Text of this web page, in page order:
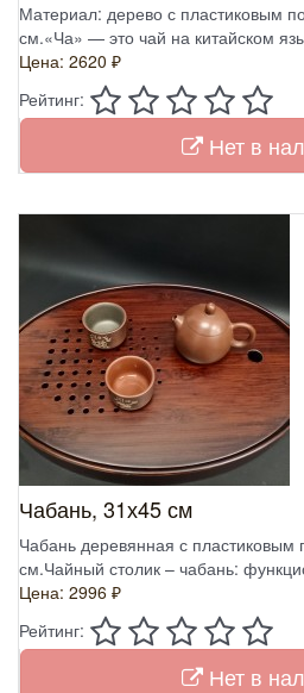
Материал: дерево с пластиковым
см.«Ча» — это чай на китайском
Цена: 2620 ₽
Рейтинг:
Нет в
Чабань, 31х45 см
Чабань деревянная с
см.Чайный столик – чабань:
Цена: 2996 ₽
Рейтинг:
Нет в